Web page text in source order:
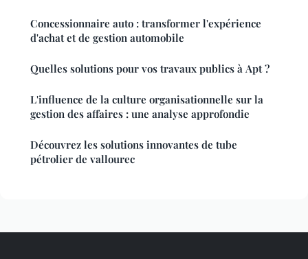
Concessionnaire auto : transformer l'expérience
d'achat et de gestion automobile
Quelles solutions pour vos travaux publics à Apt ?
L'influence de la culture organisationnelle sur la
gestion des affaires : une analyse approfondie
Découvrez les solutions innovantes de tube
pétrolier de vallourec